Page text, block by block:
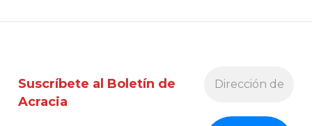
las
Suscríbete al Boletín de
Acracia